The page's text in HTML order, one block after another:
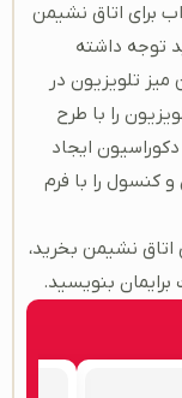
برای اتاق نشیمن
توجه داشته
تلویزیون در
را با طرح
ایجاد
کنسول را با فرم
اتاق نشیمن بخرید،
بنویسید.